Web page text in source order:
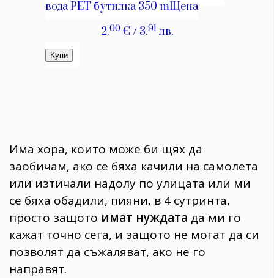
Има хора, които може би щях да
заобичам, ако се бяха качили на самолета
или изтичали надолу по улицата или ми
се бяха обадили, пияни, в 4 сутринта,
просто защото имат нуждата да ми го
кажат точно сега, и защото не могат да си
позволят да съжаляват, ако не го
направят.